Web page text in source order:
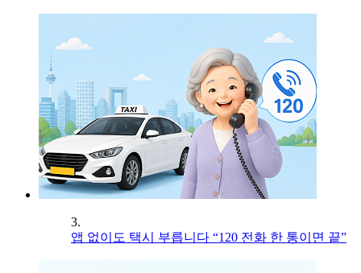
3.
앱 없이도 택시 부릅니다 “120 전화 한 통이면 끝”